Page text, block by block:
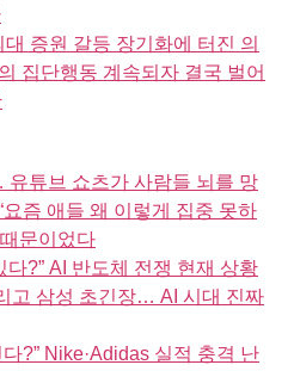
대 증원 갈등 장기화에 터진 의
집단행동 계속되자 결국 벌어
유튜브 쇼츠가 사람들 뇌를 망
요즘 애들 왜 이렇게 집중 못하
문이었다
다?” AI 반도체 전쟁 현재 상황
고 삼성 초긴장… AI 시대 진짜
?” Nike·Adidas 실적 충격 난